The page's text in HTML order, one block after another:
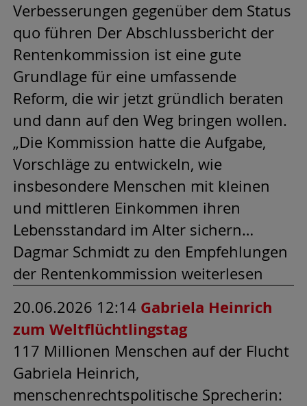
Verbesserungen gegenüber dem Status
quo führen Der Abschlussbericht der
Rentenkommission ist eine gute
Grundlage für eine umfassende
Reform, die wir jetzt gründlich beraten
und dann auf den Weg bringen wollen.
„Die Kommission hatte die Aufgabe,
Vorschläge zu entwickeln, wie
insbesondere Menschen mit kleinen
und mittleren Einkommen ihren
Lebensstandard im Alter sichern…
Dagmar Schmidt zu den Empfehlungen
der Rentenkommission weiterlesen
20.06.2026 12:14 Gabriela Heinrich
zum Weltflüchtlingstag
117 Millionen Menschen auf der Flucht
Gabriela Heinrich,
menschenrechtspolitische Sprecherin: